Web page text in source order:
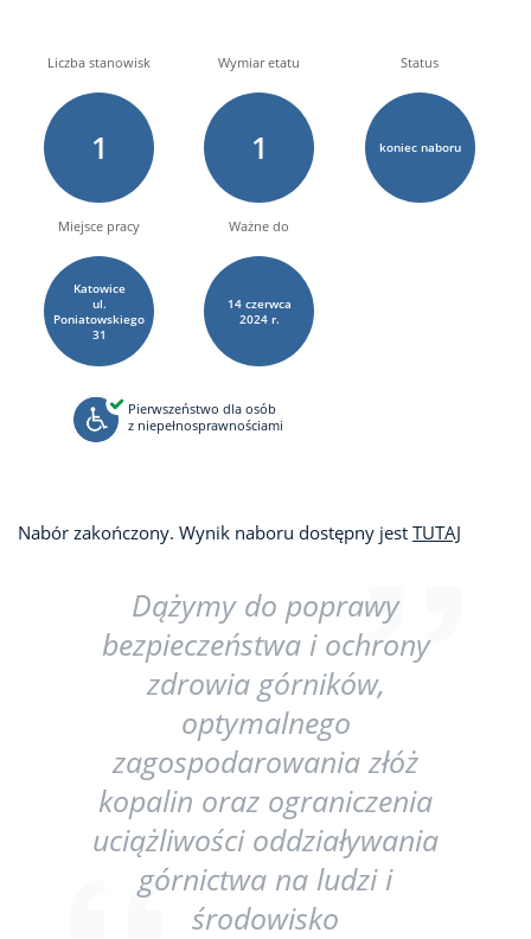
Liczba stanowisk
1
Wymiar etatu
1
Status
koniec naboru
Miejsce pracy
Katowice
ul.
Poniatowskiego
31
Ważne do
14 czerwca
2024 r.
Pierwszeństwo dla osób
z niepełnosprawnościami
Nabór zakończony. Wynik naboru dostępny jest TUTAJ
Dążymy do poprawy
bezpieczeństwa i ochrony
zdrowia górników,
optymalnego
zagospodarowania złóż
kopalin oraz ograniczenia
uciążliwości oddziaływania
górnictwa na ludzi i
środowisko